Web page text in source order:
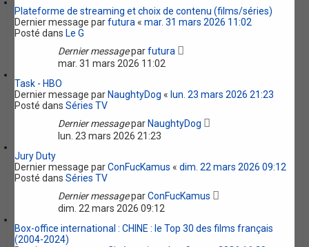
Plateforme de streaming et choix de contenu (films/séries)
Dernier message parfutura «mar. 31 mars 2026 11:02
Posté dans Le G
Dernier messageparfutura
mar. 31 mars 2026 11:02
Task - HBO
Dernier message par NaughtyDog « lun. 23 mars 2026 21:23
Posté dansSéries TV
Dernier messagepar NaughtyDog
lun. 23 mars 2026 21:23
Jury Duty
Dernier message parConFucKamus «dim. 22 mars 2026 09:12
Posté dansSéries TV
Dernier messageparConFucKamus
dim. 22 mars 2026 09:12
Box-office international : CHINE : le Top 30 des films français
(2004-2024)